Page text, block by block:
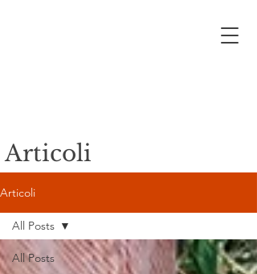
Articoli
Articoli
All Posts
All Posts